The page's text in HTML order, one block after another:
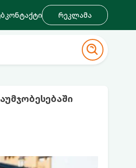
კონტაქტი რეკლამა